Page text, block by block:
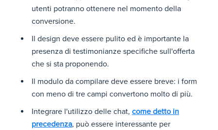
utenti potranno ottenere nel momento della
conversione.
Il design deve essere pulito ed è importante la
presenza di testimonianze specifiche sull'offerta
che si sta proponendo.
Il modulo da compilare deve essere breve: i form
con meno di tre campi convertono molto di più.
Integrare l'utilizzo delle chat, come detto in
precedenza, può essere interessante per